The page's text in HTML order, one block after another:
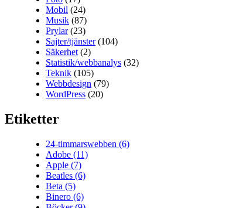
Mobil (24)
Musik (87)
Prylar(23)
Sajter/tjänster(104)
Säkerhet (2)
Statistik/webbanalys (32)
Teknik (105)
Webbdesign (79)
WordPress (20)
Etiketter
24-timmarswebben (6)
Adobe (11)
Apple (7)
Beatles (6)
Beta (5)
Binero (6)